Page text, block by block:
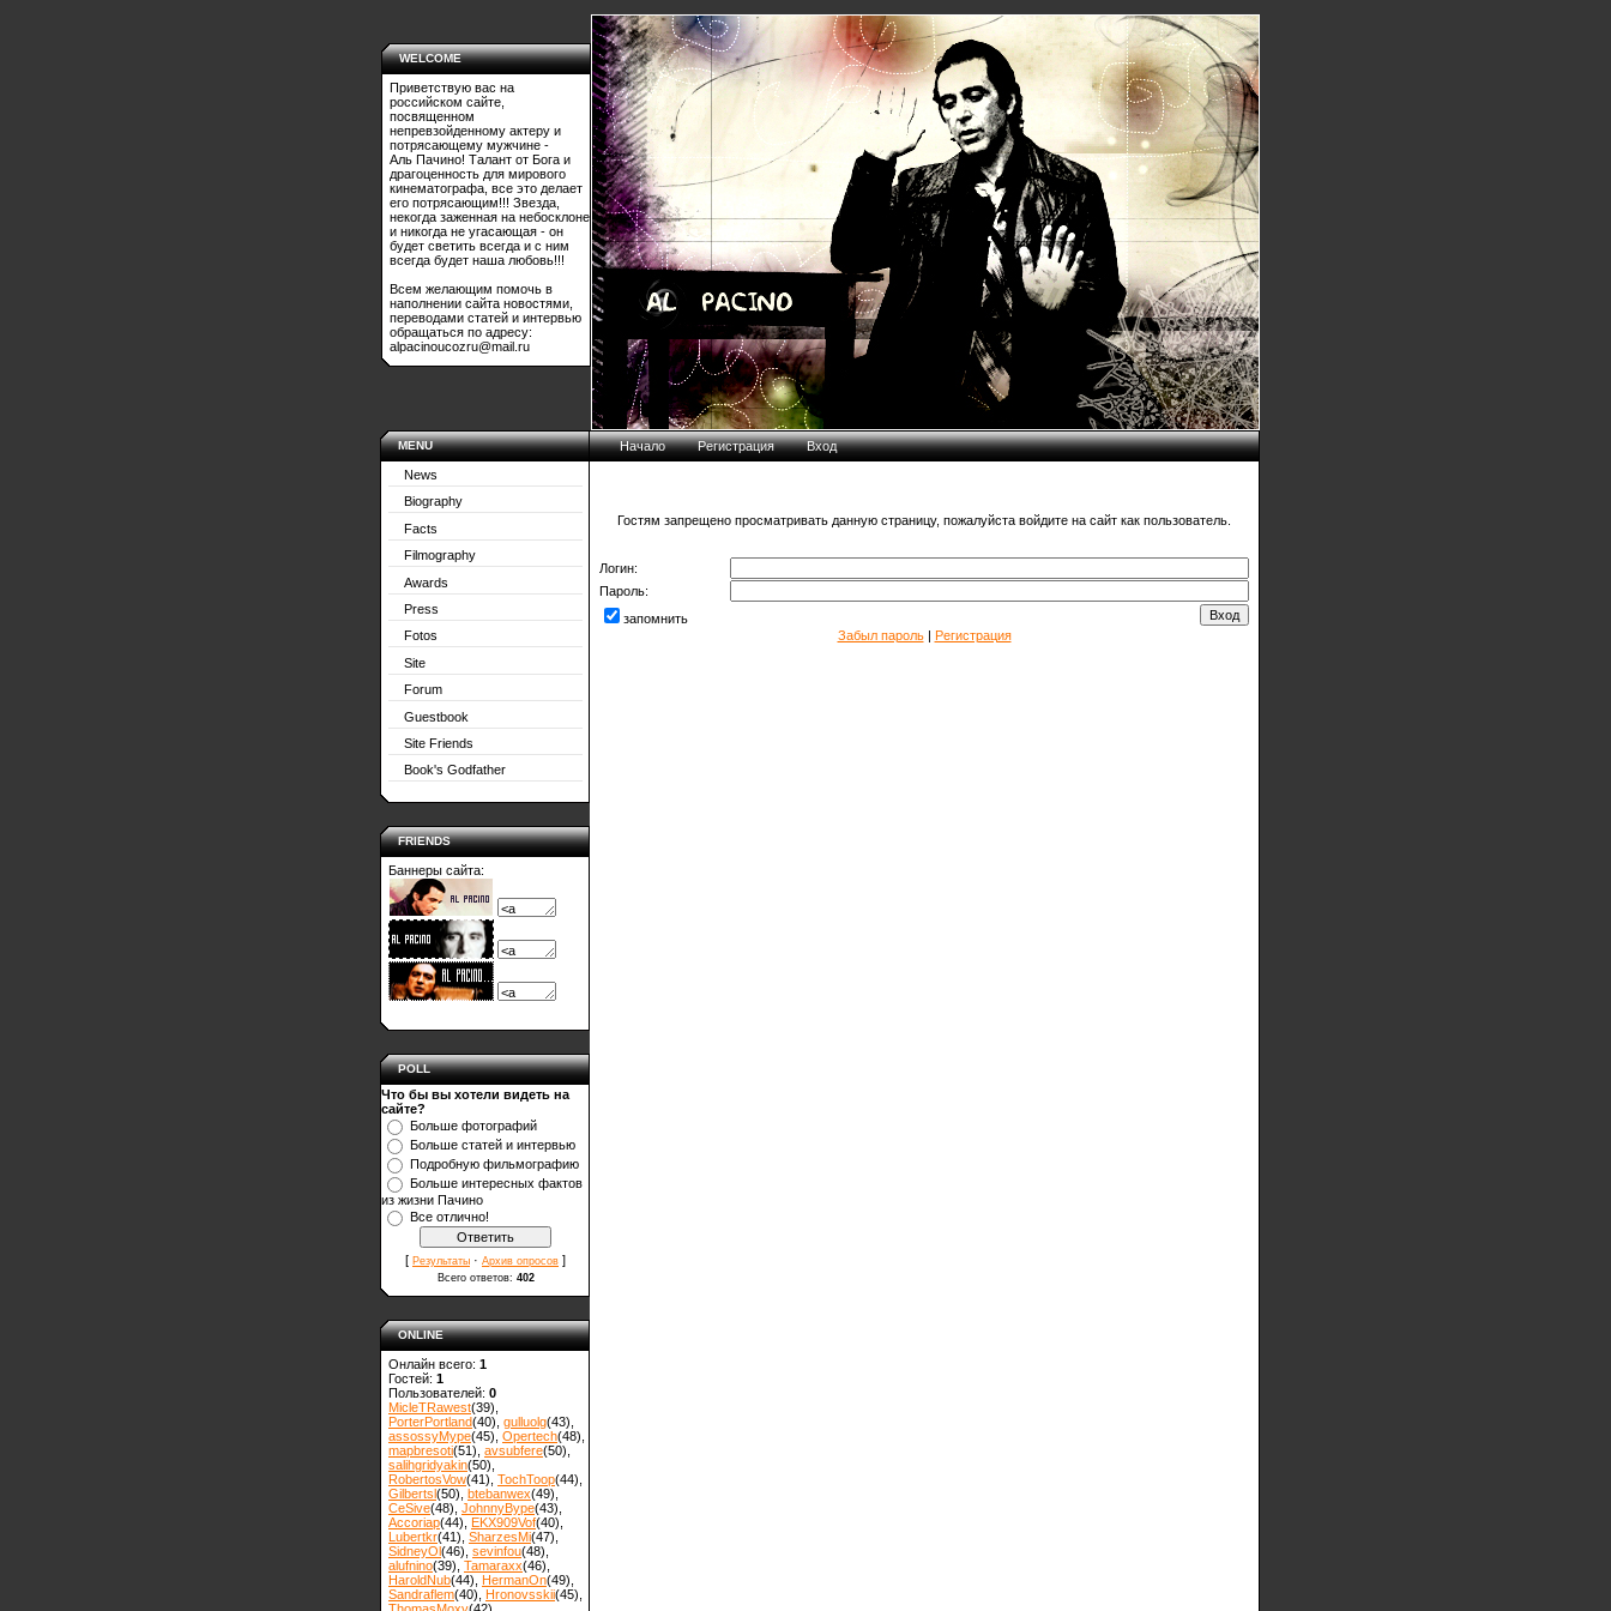
WELCOME
Приветствую вас на
российском сайте,
посвященном
непревзойденному актеру и
потрясающему мужчине -
Аль Пачино! Талант от Бога и
драгоценность для мирового
кинематографа, все это делает
его потрясающим!!! Звезда,
некогда заженная на небосклоне
и никогда не угасающая - он
будет светить всегда и с ним
всегда будет наша любовь!!!
Всем желающим помочь в
наполнении сайта новостями,
переводами статей и интервью
обращаться по адресу:
alpacinoucozru@mail.ru
MENU
News
Biography
Facts
Filmography
Awards
Press
Fotos
Site
Forum
Guestbook
Site Friends
Book's Godfather
FRIENDS
Баннеры сайта:
POLL
Что бы вы хотели видеть на
сайте?
Больше фотографий
Больше статей и интервью
Подробную фильмографию
Больше интересных фактов
из жизни Пачино
Все отлично!
[ Результаты · Архив опросов ]
Всего ответов: 402
ONLINE
Онлайн всего: 1
Гостей: 1
Пользователей: 0
MicleTRawest(39)
PorterPortland(40) gulluolg(43)
assossyMype(45) Opertech(48)
mapbresoti(51) avsubfere(50)
salihgridyakin(50)
RobertosVow(41) TochToop(44)
Gilbertsl(50) btebanwex(49)
CeSive(48) JohnnyBype(43)
Accoriap(44) EKX909Vof(40)
Lubertkr(41) SharzesMi(47)
SidneyOl(46) sevinfou(48)
alufnino(39) Tamaraxx(46)
HaroldNub(44) HermanOn(49)
Sandraflem(40) Hronovsskii(45)
Начало Регистрация Вход
Гостям запрещено просматривать данную страницу, пожалуйста войдите на сайт как пользователь.
Логин:
Пароль:
запомнить
Забыл пароль| Регистрация